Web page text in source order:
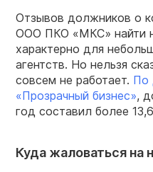
Отзывов должников о
ООО ПКО «МКС» найти
характерно для
агентств. Но нельзя
совсем не работает. По
«Прозрачный бизнес»,
год составил более
Куда жаловаться на